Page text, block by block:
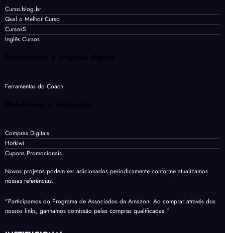
Curso.blog.br
Qual o Melhor Curso
CursosS
Inglês Cursos
Ferramentas e projetos digitais
Ferramentas do Coach
Plataformas e indicações
Compras Digitais
Hotkiwi
Cupons Promocionais
Novos projetos podem ser adicionados periodicamente conforme atualizamos
nossas referências.
"Participamos do Programa de Associados da Amazon. Ao comprar através dos
nossos links, ganhamos comissão pelas compras qualificadas."